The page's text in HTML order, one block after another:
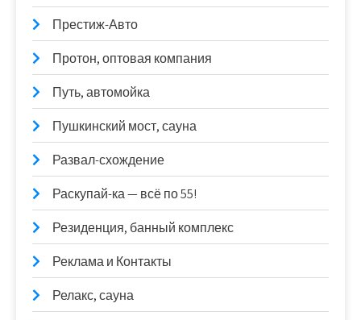
Престиж-Авто
Протон, оптовая компания
Путь, автомойка
Пушкинский мост, сауна
Развал-схождение
Раскупай-ка — всё по 55!
Резиденция, банный комплекс
Реклама и Контакты
Релакс, сауна